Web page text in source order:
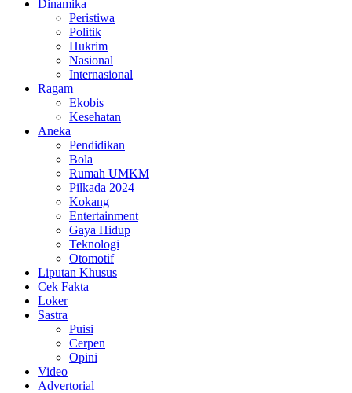
Dinamika
Peristiwa
Politik
Hukrim
Nasional
Internasional
Ragam
Ekobis
Kesehatan
Aneka
Pendidikan
Bola
Rumah UMKM
Pilkada 2024
Kokang
Entertainment
Gaya Hidup
Teknologi
Otomotif
Liputan Khusus
Cek Fakta
Loker
Sastra
Puisi
Cerpen
Opini
Video
Advertorial